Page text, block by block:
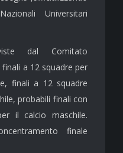
Universitari
dal Comitato
finali a 12 squadre per
finali a 12 squadre
probabili finali con
il calcio maschile.
finale